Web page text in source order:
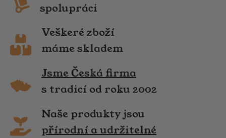
spolupráci
Veškeré zboží
máme skladem
Jsme Česká firma
s tradicí od roku 2002
Naše produkty jsou
přírodní a udržitelné